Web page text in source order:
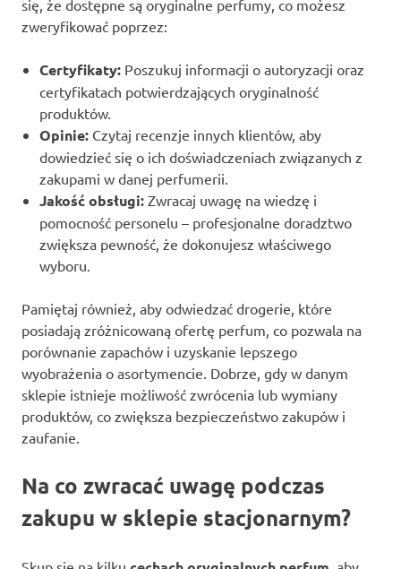
się, że dostępne są oryginalne perfumy, co możesz
zweryfikować poprzez:
Certyfikaty: Poszukuj informacji o autoryzacji oraz
certyfikatach potwierdzających oryginalność
produktów.
Opinie: Czytaj recenzje innych klientów, aby
dowiedzieć się o ich doświadczeniach związanych z
zakupami w danej perfumerii.
Jakość obsługi: Zwracaj uwagę na wiedzę i
pomocność personelu – profesjonalne doradztwo
zwiększa pewność, że dokonujesz właściwego
wyboru.
Pamiętaj również, aby odwiedzać drogerie, które
posiadają zróżnicowaną ofertę perfum, co pozwala na
porównanie zapachów i uzyskanie lepszego
wyobrażenia o asortymencie. Dobrze, gdy w danym
sklepie istnieje możliwość zwrócenia lub wymiany
produktów, co zwiększa bezpieczeństwo zakupów i
zaufanie.
Na co zwracać uwagę podczas
zakupu w sklepie stacjonarnym?